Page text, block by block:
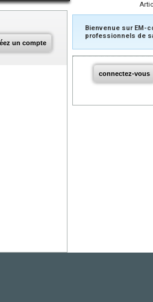
un compte
Bienvenue sur EM-
professionnels de
connectez-vous